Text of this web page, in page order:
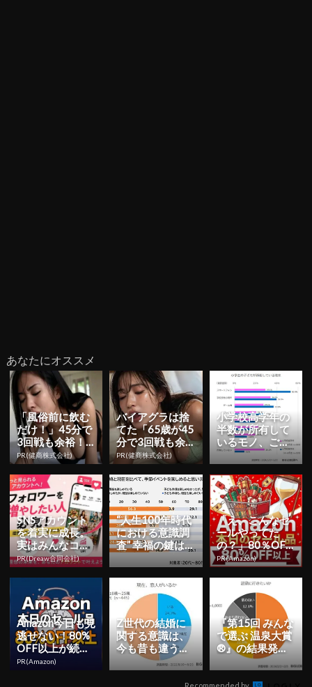
あなたにオススメ
「風俗前に飲む
だけ！」45分で
3回戦も余裕！9
80円で朝まで絶
好調
PR(健商株式会社)
バイアグラは捨
てた「65歳が45
分で3回戦も余
裕」1日31円で
朝まで絶好調！
PR(健商株式会社)
小学校高学年の
半数が所有して
いるモノ、ご存
知？ | YESNEWS
| 超肯定的...
SNSアカウント
を着実に成長。
実はみんなココ
使ってます。
PR(Dreaw合同会社)
“人生100年時代
における意識調
査” 幸福の鍵は大
ども心」を加え
「え、こんなセ
ールやってた
の？」80％OFF
以上が続々登
場！Amazonの本
気が...
PR(Amazon)
Amazon今日も見
逃せない！80%
OFF以上が続々
登場
PR(Amazon)
Z世代の結婚に
関する意識は、
今も昔も違うの
か？調査で見え
てきた変化と不
『第15回 みんな
で選ぶ 温泉大賞
®』の結果発
表！温泉ニーズ
を探る調査結果